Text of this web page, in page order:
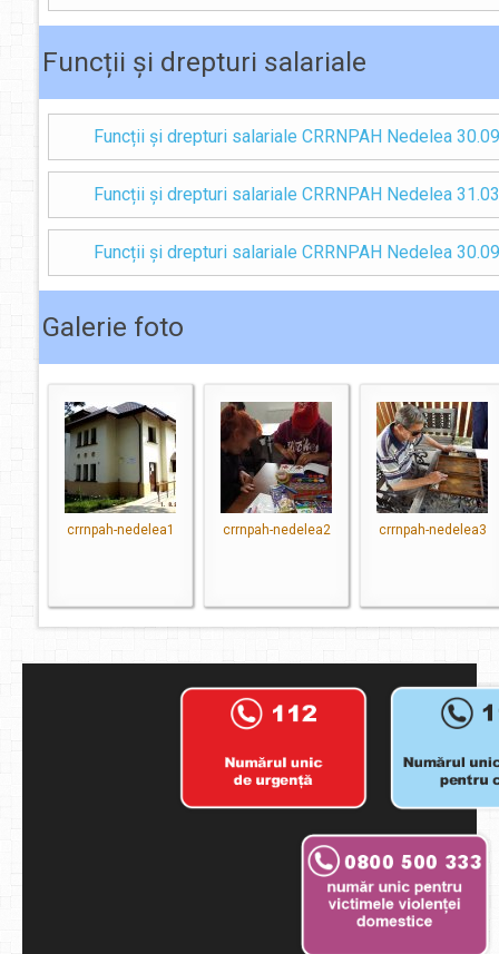
Funcții și drepturi salariale
Funcții și drepturi salariale CRRNPAH Nedelea
Funcții și drepturi salariale CRRNPAH Nedelea
Funcții și drepturi salariale CRRNPAH Nedelea
Galerie foto
crrnpah-nedelea1 crrnpah-nedelea2 crrnpah-nedelea3